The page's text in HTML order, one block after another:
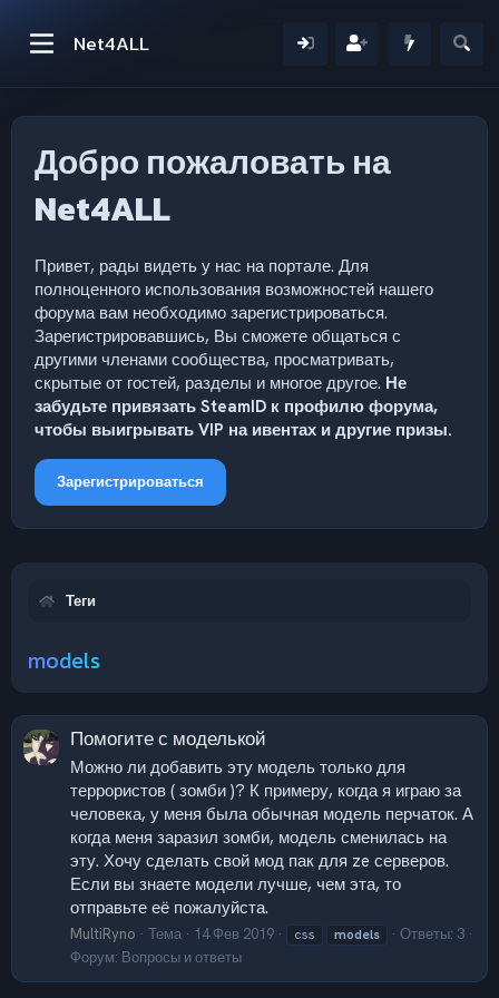
Net4ALL
Добро пожаловать на
Net4ALL
Привет, рады видеть у нас на портале. Для
полноценного использования возможностей нашего
форума вам необходимо зарегистрироваться.
Зарегистрировавшись, Вы сможете общаться с
другими членами сообщества, просматривать,
скрытые от гостей, разделы и многое другое. Не
забудьте привязать SteamID к профилю форума,
чтобы выигрывать VIP на ивентах и другие призы.
Зарегистрироваться
Теги
models
Помогите с моделькой
Можно ли добавить эту модель только для
террористов ( зомби )? К примеру, когда я играю за
человека, у меня была обычная модель перчаток. А
когда меня заразил зомби, модель сменилась на
эту. Хочу сделать свой мод пак для ze серверов.
Если вы знаете модели лучше, чем эта, то
отправьте её пожалуйста.
MultiRyno Тема 14 Фев 2019 css models
Ответы: 3
Форум: Вопросы и ответы